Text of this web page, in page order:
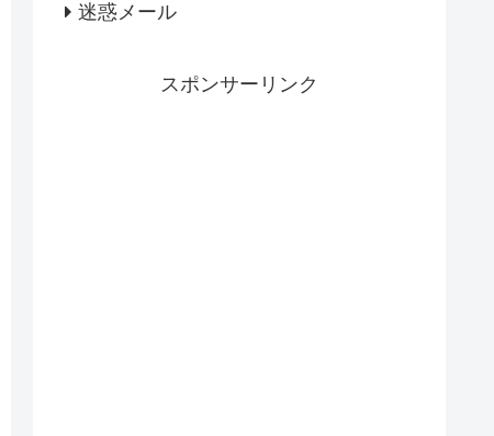
迷惑メール
スポンサーリンク